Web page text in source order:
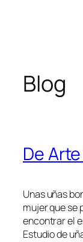
content
Blog
De
Unas uñas
mujer que se
encontrar el
Estudio de